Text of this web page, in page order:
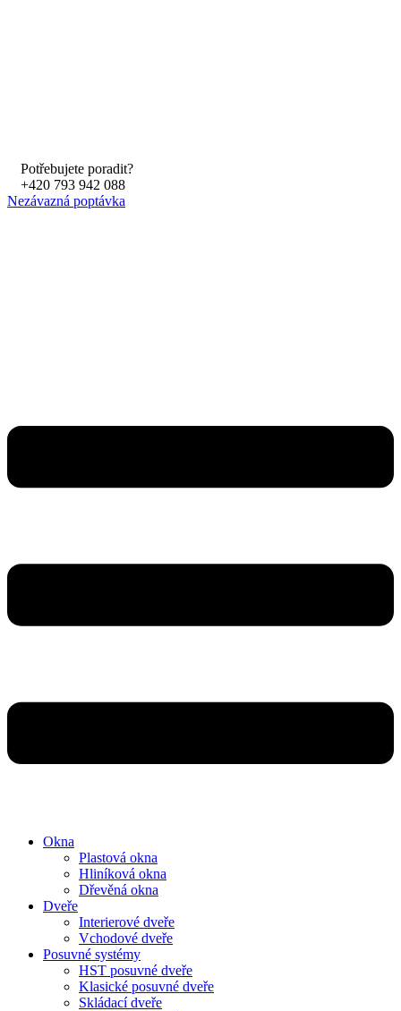
Potřebujete poradit?
+420 793 942 088
Nezávazná poptávka
Okna
Plastová okna
Hliníková okna
Dřevěná okna
Dveře
Interierové dveře
Vchodové dveře
Posuvné systémy
HST posuvné dveře
Klasické posuvné dveře
Skládací dveře